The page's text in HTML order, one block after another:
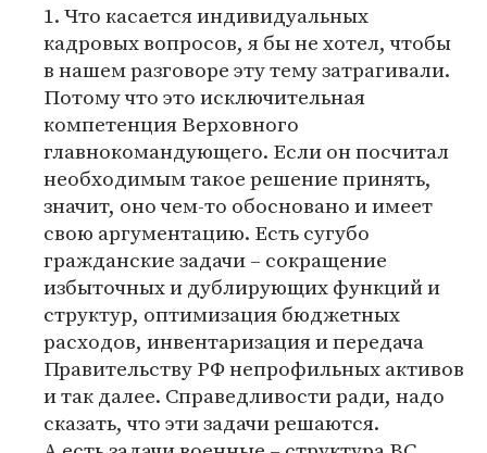
1. Что касается индивидуальных
кадровых вопросов, я бы не хотел, чтобы
в нашем разговоре эту тему затрагивали.
Потому что это исключительная
компетенция Верховного
главнокомандующего. Если он посчитал
необходимым такое решение принять,
значит, оно чем-то обосновано и имеет
свою аргументацию. Есть сугубо
гражданские задачи – сокращение
избыточных и дублирующих функций и
структур, оптимизация бюджетных
расходов, инвентаризация и передача
Правительству РФ непрофильных активов
и так далее. Справедливости ради, надо
сказать, что эти задачи решаются.